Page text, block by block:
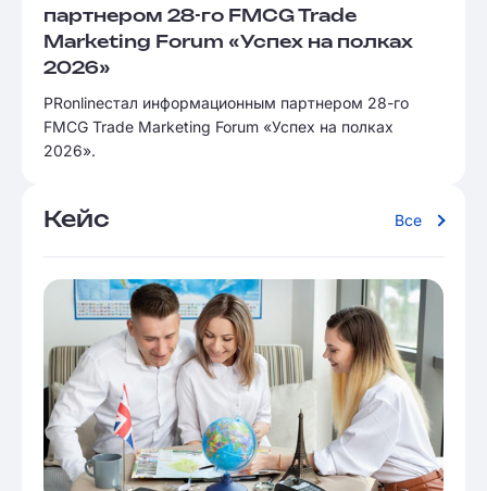
партнером 28-го FMCG Trade
Marketing Forum «Успех на полках
2026»
PRonlineстал информационным партнером 28-го
FMCG Trade Marketing Forum «Успех на полках
2026».
Кейс Все